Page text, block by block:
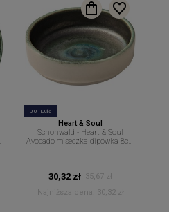
promocja
Heart & Soul
Schonwald - Heart & Soul
Avocado miseczka dipówka 8cm
30,32 zł
35,67 zł
Najniższa cena:
30,32 zł